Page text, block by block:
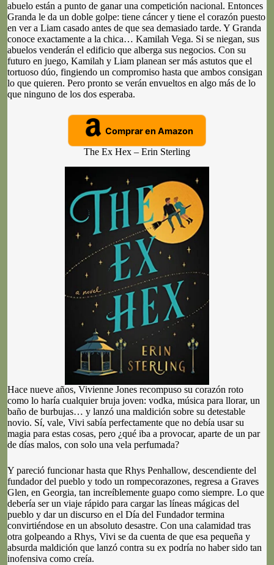
abuelo están a punto de ganar una competición nacional. Entonces
Granda le da un doble golpe: tiene cáncer y tiene el corazón puesto
en ver a Liam casado antes de que sea demasiado tarde. Y Granda
conoce exactamente a la chica… Kamilah Vega. Si se niegan, sus
abuelos venderán el edificio que alberga sus negocios. Con su
futuro en juego, Kamilah y Liam planean ser más astutos que el
tortuoso dúo, fingiendo un compromiso hasta que ambos consigan
lo que quieren. Pero pronto se verán envueltos en algo más de lo
que ninguno de los dos esperaba.
Comprar en Amazon
The Ex Hex – Erin Sterling
Hace nueve años, Vivienne Jones recompuso su corazón roto
como lo haría cualquier bruja joven: vodka, música para llorar, un
baño de burbujas… y lanzó una maldición sobre su detestable
novio. Sí, vale, Vivi sabía perfectamente que no debía usar su
magia para estas cosas, pero ¿qué iba a provocar, aparte de un par
de días malos, con solo una vela perfumada?
Y pareció funcionar hasta que Rhys Penhallow, descendiente del
fundador del pueblo y todo un rompecorazones, regresa a Graves
Glen, en Georgia, tan increíblemente guapo como siempre. Lo que
debería ser un viaje rápido para cargar las líneas mágicas del
pueblo y dar un discurso en el Día del Fundador termina
convirtiéndose en un absoluto desastre. Con una calamidad tras
otra golpeando a Rhys, Vivi se da cuenta de que esa pequeña y
absurda maldición que lanzó contra su ex podría no haber sido tan
inofensiva como creía.